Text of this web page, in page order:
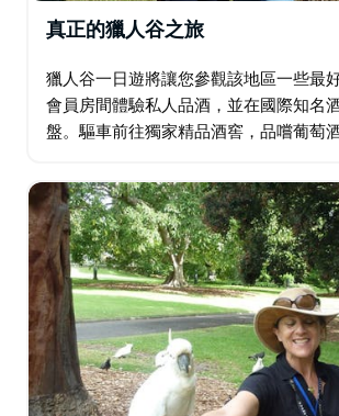
真正的獵人谷之旅
獵人谷一日遊將讓您參觀該地區一些最
會員房間體驗私人品酒，並在國際知名
盤。驅車前往獨家精品酒窖，品嚐葡萄
以品嚐一些著名的 Hunter…